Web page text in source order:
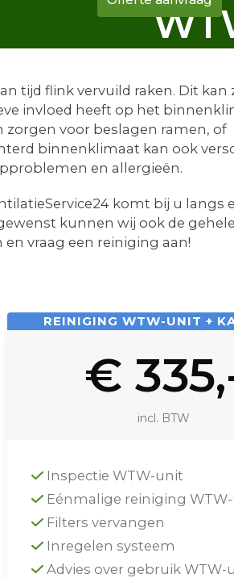
tijd flink vervuild raken. Dit kan
invloed heeft op het
voor beslagen ramen, of
binnenklimaat kan ook
en allergieën.
komt bij u langs
kunnen wij ook de
vraag een reiniging aan!
REINIGING WTW-UNIT +
€
incl. BTW
Inspectie WTW-unit
Eénmalige reiniging
Filters vervangen
Inregelen systeem
Advies over gebruik WTW-